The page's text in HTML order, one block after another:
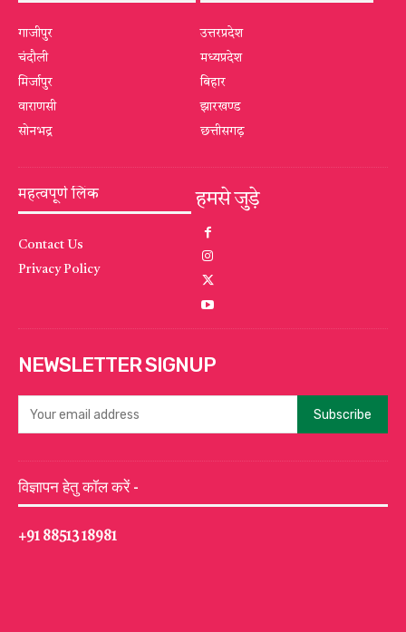
गाजीपुर
चंदौली
मिर्जापुर
वाराणसी
सोनभद्र
उत्तरप्रदेश
मध्यप्रदेश
बिहार
झारखण्ड
छत्तीसगढ़
महत्वपूर्ण लिंक
Contact Us
Privacy Policy
हमसे जुड़े
NEWSLETTER SIGNUP
Subscribe
विज्ञापन हेतु कॉल करें -
+91 88513 18981